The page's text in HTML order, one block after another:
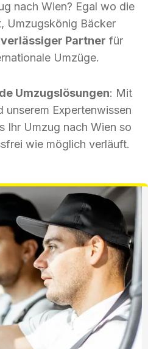
nach Wien? Egal wo die
Umzugskönig Bäcker
Partner für
Umzüge.
Umzugslösungen: Mit
unserem Expertenwissen
Ihr Umzug nach Wien so
wie möglich verläuft.